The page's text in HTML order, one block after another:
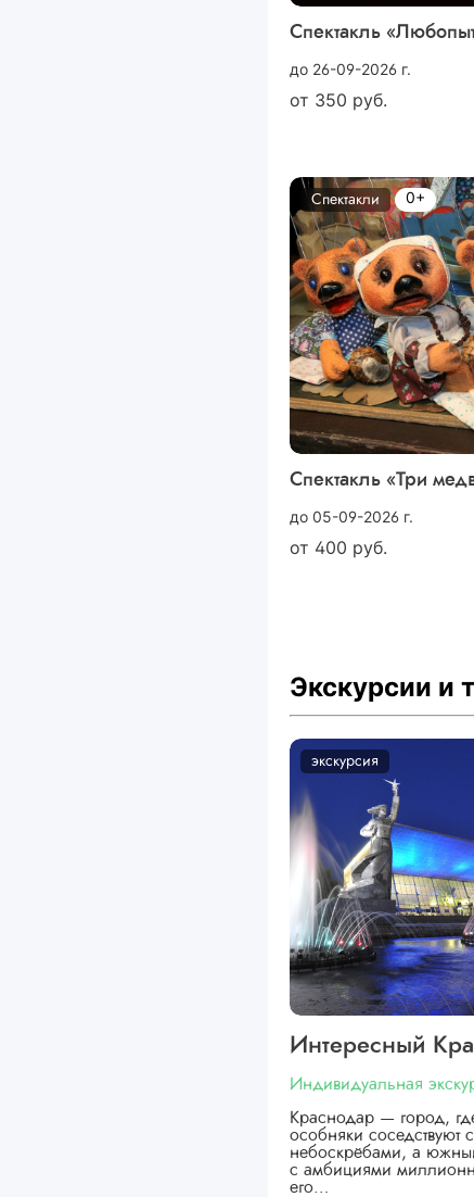
Спектакль
до 26-09-2026 г.
от 350 руб.
Спектакль «Три
до 05-09-2026 г.
от 400 руб.
Спектакли 0+
Экскурсии и
экскурсия
Интересный
Индивидуальная
Краснодар — город,
особняки соседствуют
небоскрёбами, а
с амбициями
его…